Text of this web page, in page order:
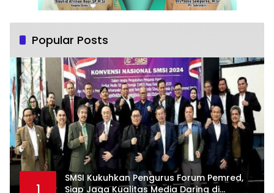
Popular Posts
1
SMSI Kukuhkan Pengurus Forum Pemred,
Siap Jaga Kualitas Media Daring di